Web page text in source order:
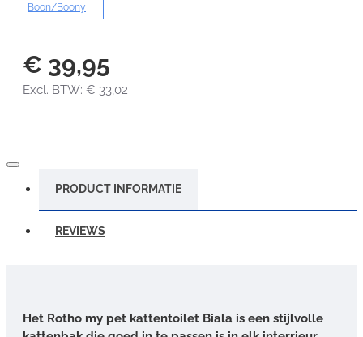
€ 39,95
Excl. BTW: € 33,02
Boon/Boony
PRODUCT INFORMATIE
REVIEWS
Het Rotho my pet kattentoilet Biala is een stijlvolle